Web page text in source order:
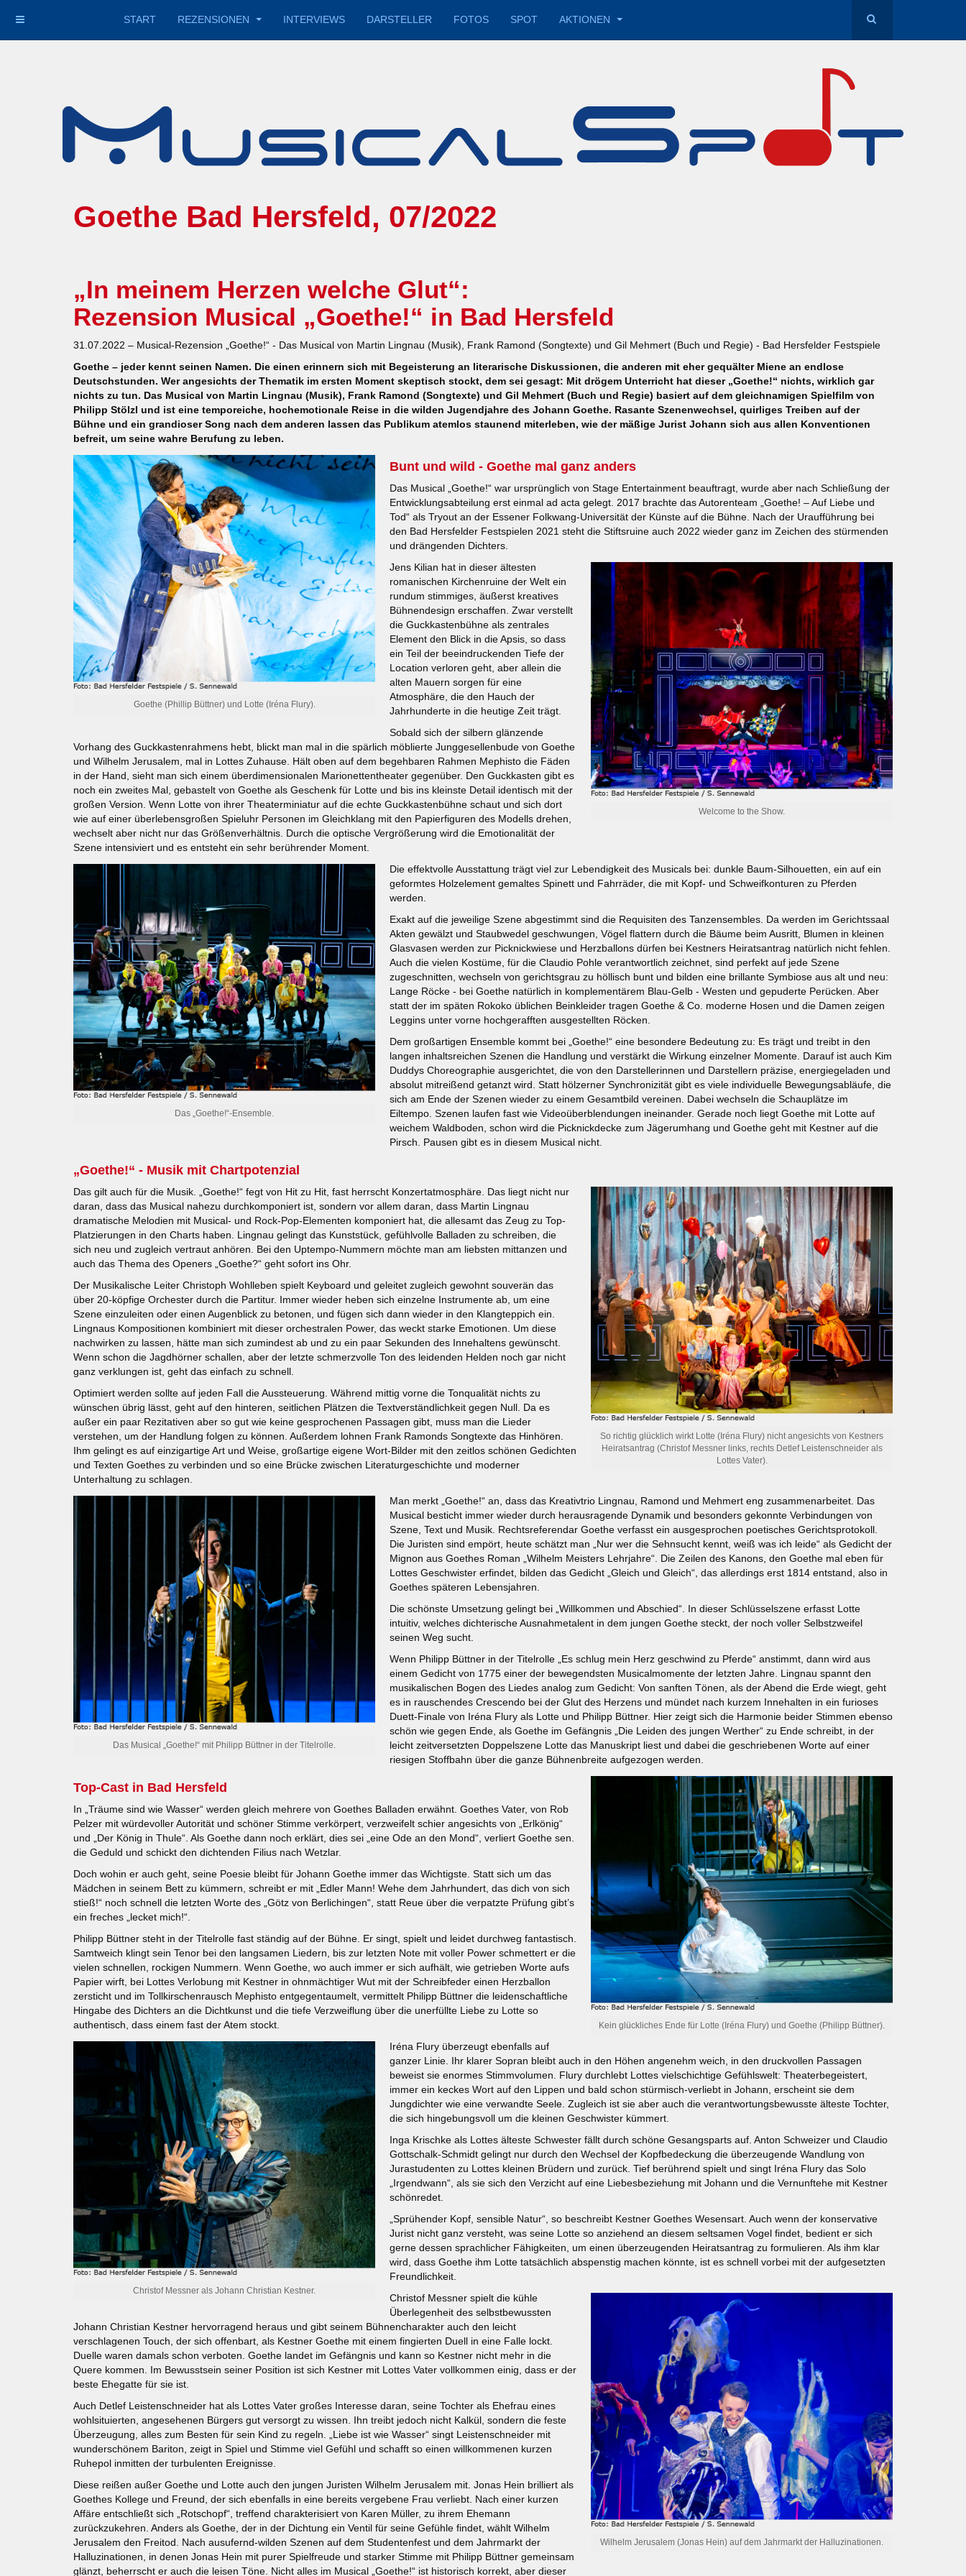
START REZENSIONEN INTERVIEWS DARSTELLER FOTOS SPOT AKTIONEN
Goethe Bad Hersfeld, 07/2022
„In meinem Herzen welche Glut“:
Rezension Musical „Goethe!“ in Bad Hersfeld
31.07.2022 – Musical-Rezension „Goethe!“ - Das Musical von Martin Lingnau (Musik), Frank Ramond (Songtexte) und Gil Mehmert (Buch und Regie) - Bad Hersfelder Festspiele
Goethe – jeder kennt seinen Namen. Die einen erinnern sich mit Begeisterung an literarische Diskussionen, die anderen mit eher gequälter Miene an endlose
Deutschstunden. Wer angesichts der Thematik im ersten Moment skeptisch stockt, dem sei gesagt: Mit drögem Unterricht hat dieser „Goethe!“ nichts, wirklich gar
nichts zu tun. Das Musical von Martin Lingnau (Musik), Frank Ramond (Songtexte) und Gil Mehmert (Buch und Regie) basiert auf dem gleichnamigen Spielfilm von
Philipp Stölzl und ist eine temporeiche, hochemotionale Reise in die wilden Jugendjahre des Johann Goethe. Rasante Szenenwechsel, quirliges Treiben auf der
Bühne und ein grandioser Song nach dem anderen lassen das Publikum atemlos staunend miterleben, wie der mäßige Jurist Johann sich aus allen Konventionen
befreit, um seine wahre Berufung zu leben.
Goethe (Phillip Büttner) und Lotte (Iréna Flury).
Bunt und wild - Goethe mal ganz anders
Das Musical „Goethe!“ war ursprünglich von Stage Entertainment beauftragt, wurde aber nach Schließung der
Entwicklungsabteilung erst einmal ad acta gelegt. 2017 brachte das Autorenteam „Goethe! – Auf Liebe und
Tod“ als Tryout an der Essener Folkwang-Universität der Künste auf die Bühne. Nach der Uraufführung bei
den Bad Hersfelder Festspielen 2021 steht die Stiftsruine auch 2022 wieder ganz im Zeichen des stürmenden
und drängenden Dichters.
Welcome to the Show.
Jens Kilian hat in dieser ältesten
romanischen Kirchenruine der Welt ein
rundum stimmiges, äußerst kreatives
Bühnendesign erschaffen. Zwar verstellt
die Guckkastenbühne als zentrales
Element den Blick in die Apsis, so dass
ein Teil der beeindruckenden Tiefe der
Location verloren geht, aber allein die
alten Mauern sorgen für eine
Atmosphäre, die den Hauch der
Jahrhunderte in die heutige Zeit trägt.
Sobald sich der silbern glänzende
Vorhang des Guckkastenrahmens hebt, blickt man mal in die spärlich möblierte Junggesellenbude von Goethe
und Wilhelm Jerusalem, mal in Lottes Zuhause. Hält oben auf dem begehbaren Rahmen Mephisto die Fäden
in der Hand, sieht man sich einem überdimensionalen Marionettentheater gegenüber. Den Guckkasten gibt es
noch ein zweites Mal, gebastelt von Goethe als Geschenk für Lotte und bis ins kleinste Detail identisch mit der
großen Version. Wenn Lotte von ihrer Theaterminiatur auf die echte Guckkastenbühne schaut und sich dort
wie auf einer überlebensgroßen Spieluhr Personen im Gleichklang mit den Papierfiguren des Modells drehen,
wechselt aber nicht nur das Größenverhältnis. Durch die optische Vergrößerung wird die Emotionalität der
Szene intensiviert und es entsteht ein sehr berührender Moment.
Das „Goethe!“-Ensemble.
Die effektvolle Ausstattung trägt viel zur Lebendigkeit des Musicals bei: dunkle Baum-Silhouetten, ein auf ein
geformtes Holzelement gemaltes Spinett und Fahrräder, die mit Kopf- und Schweifkonturen zu Pferden
werden.
Exakt auf die jeweilige Szene abgestimmt sind die Requisiten des Tanzensembles. Da werden im Gerichtssaal
Akten gewälzt und Staubwedel geschwungen, Vögel flattern durch die Bäume beim Ausritt, Blumen in kleinen
Glasvasen werden zur Picknickwiese und Herzballons dürfen bei Kestners Heiratsantrag natürlich nicht fehlen.
Auch die vielen Kostüme, für die Claudio Pohle verantwortlich zeichnet, sind perfekt auf jede Szene
zugeschnitten, wechseln von gerichtsgrau zu höllisch bunt und bilden eine brillante Symbiose aus alt und neu:
Lange Röcke - bei Goethe natürlich in komplementärem Blau-Gelb - Westen und gepuderte Perücken. Aber
statt der im späten Rokoko üblichen Beinkleider tragen Goethe & Co. moderne Hosen und die Damen zeigen
Leggins unter vorne hochgerafften ausgestellten Röcken.
Dem großartigen Ensemble kommt bei „Goethe!“ eine besondere Bedeutung zu: Es trägt und treibt in den
langen inhaltsreichen Szenen die Handlung und verstärkt die Wirkung einzelner Momente. Darauf ist auch Kim
Duddys Choreographie ausgerichtet, die von den Darstellerinnen und Darstellern präzise, energiegeladen und
absolut mitreißend getanzt wird. Statt hölzerner Synchronizität gibt es viele individuelle Bewegungsabläufe, die
sich am Ende der Szenen wieder zu einem Gesamtbild vereinen. Dabei wechseln die Schauplätze im
Eiltempo. Szenen laufen fast wie Videoüberblendungen ineinander. Gerade noch liegt Goethe mit Lotte auf
weichem Waldboden, schon wird die Picknickdecke zum Jägerumhang und Goethe geht mit Kestner auf die
Pirsch. Pausen gibt es in diesem Musical nicht.
„Goethe!“ - Musik mit Chartpotenzial
So richtig glücklich wirkt Lotte (Iréna Flury) nicht angesichts von Kestners
Heiratsantrag (Christof Messner links, rechts Detlef Leistenschneider als
Lottes Vater).
Das gilt auch für die Musik. „Goethe!“ fegt von Hit zu Hit, fast herrscht Konzertatmosphäre. Das liegt nicht nur
daran, dass das Musical nahezu durchkomponiert ist, sondern vor allem daran, dass Martin Lingnau
dramatische Melodien mit Musical- und Rock-Pop-Elementen komponiert hat, die allesamt das Zeug zu Top-
Platzierungen in den Charts haben. Lingnau gelingt das Kunststück, gefühlvolle Balladen zu schreiben, die
sich neu und zugleich vertraut anhören. Bei den Uptempo-Nummern möchte man am liebsten mittanzen und
auch das Thema des Openers „Goethe?“ geht sofort ins Ohr.
Der Musikalische Leiter Christoph Wohlleben spielt Keyboard und geleitet zugleich gewohnt souverän das
über 20-köpfige Orchester durch die Partitur. Immer wieder heben sich einzelne Instrumente ab, um eine
Szene einzuleiten oder einen Augenblick zu betonen, und fügen sich dann wieder in den Klangteppich ein.
Lingnaus Kompositionen kombiniert mit dieser orchestralen Power, das weckt starke Emotionen. Um diese
nachwirken zu lassen, hätte man sich zumindest ab und zu ein paar Sekunden des Innehaltens gewünscht.
Wenn schon die Jagdhörner schallen, aber der letzte schmerzvolle Ton des leidenden Helden noch gar nicht
ganz verklungen ist, geht das einfach zu schnell.
Optimiert werden sollte auf jeden Fall die Aussteuerung. Während mittig vorne die Tonqualität nichts zu
wünschen übrig lässt, geht auf den hinteren, seitlichen Plätzen die Textverständlichkeit gegen Null. Da es
außer ein paar Rezitativen aber so gut wie keine gesprochenen Passagen gibt, muss man die Lieder
verstehen, um der Handlung folgen zu können. Außerdem lohnen Frank Ramonds Songtexte das Hinhören.
Ihm gelingt es auf einzigartige Art und Weise, großartige eigene Wort-Bilder mit den zeitlos schönen Gedichten
und Texten Goethes zu verbinden und so eine Brücke zwischen Literaturgeschichte und moderner
Unterhaltung zu schlagen.
Das Musical „Goethe!“ mit Philipp Büttner in der Titelrolle.
Man merkt „Goethe!“ an, dass das Kreativtrio Lingnau, Ramond und Mehmert eng zusammenarbeitet. Das
Musical besticht immer wieder durch herausragende Dynamik und besonders gekonnte Verbindungen von
Szene, Text und Musik. Rechtsreferendar Goethe verfasst ein ausgesprochen poetisches Gerichtsprotokoll.
Die Juristen sind empört, heute schätzt man „Nur wer die Sehnsucht kennt, weiß was ich leide“ als Gedicht der
Mignon aus Goethes Roman „Wilhelm Meisters Lehrjahre“. Die Zeilen des Kanons, den Goethe mal eben für
Lottes Geschwister erfindet, bilden das Gedicht „Gleich und Gleich“, das allerdings erst 1814 entstand, also in
Goethes späteren Lebensjahren.
Die schönste Umsetzung gelingt bei „Willkommen und Abschied“. In dieser Schlüsselszene erfasst Lotte
intuitiv, welches dichterische Ausnahmetalent in dem jungen Goethe steckt, der noch voller Selbstzweifel
seinen Weg sucht.
Wenn Philipp Büttner in der Titelrolle „Es schlug mein Herz geschwind zu Pferde“ anstimmt, dann wird aus
einem Gedicht von 1775 einer der bewegendsten Musicalmomente der letzten Jahre. Lingnau spannt den
musikalischen Bogen des Liedes analog zum Gedicht: Von sanften Tönen, als der Abend die Erde wiegt, geht
es in rauschendes Crescendo bei der Glut des Herzens und mündet nach kurzem Innehalten in ein furioses
Duett-Finale von Iréna Flury als Lotte und Philipp Büttner. Hier zeigt sich die Harmonie beider Stimmen ebenso
schön wie gegen Ende, als Goethe im Gefängnis „Die Leiden des jungen Werther“ zu Ende schreibt, in der
leicht zeitversetzten Doppelszene Lotte das Manuskript liest und dabei die geschriebenen Worte auf einer
riesigen Stoffbahn über die ganze Bühnenbreite aufgezogen werden.
Kein glückliches Ende für Lotte (Iréna Flury) und Goethe (Philipp Büttner).
Top-Cast in Bad Hersfeld
In „Träume sind wie Wasser“ werden gleich mehrere von Goethes Balladen erwähnt. Goethes Vater, von Rob
Pelzer mit würdevoller Autorität und schöner Stimme verkörpert, verzweifelt schier angesichts von „Erlkönig“
und „Der König in Thule“. Als Goethe dann noch erklärt, dies sei „eine Ode an den Mond“, verliert Goethe sen.
die Geduld und schickt den dichtenden Filius nach Wetzlar.
Doch wohin er auch geht, seine Poesie bleibt für Johann Goethe immer das Wichtigste. Statt sich um das
Mädchen in seinem Bett zu kümmern, schreibt er mit „Edler Mann! Wehe dem Jahrhundert, das dich von sich
stieß!“ noch schnell die letzten Worte des „Götz von Berlichingen“, statt Reue über die verpatzte Prüfung gibt’s
ein freches „lecket mich!“.
Philipp Büttner steht in der Titelrolle fast ständig auf der Bühne. Er singt, spielt und leidet durchweg fantastisch.
Samtweich klingt sein Tenor bei den langsamen Liedern, bis zur letzten Note mit voller Power schmettert er die
vielen schnellen, rockigen Nummern. Wenn Goethe, wo auch immer er sich aufhält, wie getrieben Worte aufs
Papier wirft, bei Lottes Verlobung mit Kestner in ohnmächtiger Wut mit der Schreibfeder einen Herzballon
zersticht und im Tollkirschenrausch Mephisto entgegentaumelt, vermittelt Philipp Büttner die leidenschaftliche
Hingabe des Dichters an die Dichtkunst und die tiefe Verzweiflung über die unerfüllte Liebe zu Lotte so
authentisch, dass einem fast der Atem stockt.
Christof Messner als Johann Christian Kestner.
Iréna Flury überzeugt ebenfalls auf
ganzer Linie. Ihr klarer Sopran bleibt auch in den Höhen angenehm weich, in den druckvollen Passagen
beweist sie enormes Stimmvolumen. Flury durchlebt Lottes vielschichtige Gefühlswelt: Theaterbegeistert,
immer ein keckes Wort auf den Lippen und bald schon stürmisch-verliebt in Johann, erscheint sie dem
Jungdichter wie eine verwandte Seele. Zugleich ist sie aber auch die verantwortungsbewusste älteste Tochter,
die sich hingebungsvoll um die kleinen Geschwister kümmert.
Inga Krischke als Lottes älteste Schwester fällt durch schöne Gesangsparts auf. Anton Schweizer und Claudio
Gottschalk-Schmidt gelingt nur durch den Wechsel der Kopfbedeckung die überzeugende Wandlung von
Jurastudenten zu Lottes kleinen Brüdern und zurück. Tief berührend spielt und singt Iréna Flury das Solo
„Irgendwann“, als sie sich den Verzicht auf eine Liebesbeziehung mit Johann und die Vernunftehe mit Kestner
schönredet.
„Sprühender Kopf, sensible Natur“, so beschreibt Kestner Goethes Wesensart. Auch wenn der konservative
Jurist nicht ganz versteht, was seine Lotte so anziehend an diesem seltsamen Vogel findet, bedient er sich
gerne dessen sprachlicher Fähigkeiten, um einen überzeugenden Heiratsantrag zu formulieren. Als ihm klar
wird, dass Goethe ihm Lotte tatsächlich abspenstig machen könnte, ist es schnell vorbei mit der aufgesetzten
Freundlichkeit.
Wilhelm Jerusalem (Jonas Hein) auf dem Jahrmarkt der Halluzinationen.
Christof Messner spielt die kühle
Überlegenheit des selbstbewussten
Johann Christian Kestner hervorragend heraus und gibt seinem Bühnencharakter auch den leicht
verschlagenen Touch, der sich offenbart, als Kestner Goethe mit einem fingierten Duell in eine Falle lockt.
Duelle waren damals schon verboten. Goethe landet im Gefängnis und kann so Kestner nicht mehr in die
Quere kommen. Im Bewusstsein seiner Position ist sich Kestner mit Lottes Vater vollkommen einig, dass er der
beste Ehegatte für sie ist.
Auch Detlef Leistenschneider hat als Lottes Vater großes Interesse daran, seine Tochter als Ehefrau eines
wohlsituierten, angesehenen Bürgers gut versorgt zu wissen. Ihn treibt jedoch nicht Kalkül, sondern die feste
Überzeugung, alles zum Besten für sein Kind zu regeln. „Liebe ist wie Wasser“ singt Leistenschneider mit
wunderschönem Bariton, zeigt in Spiel und Stimme viel Gefühl und schafft so einen willkommenen kurzen
Ruhepol inmitten der turbulenten Ereignisse.
Diese reißen außer Goethe und Lotte auch den jungen Juristen Wilhelm Jerusalem mit. Jonas Hein brilliert als
Goethes Kollege und Freund, der sich ebenfalls in eine bereits vergebene Frau verliebt. Nach einer kurzen
Affäre entschließt sich „Rotschopf“, treffend charakterisiert von Karen Müller, zu ihrem Ehemann
zurückzukehren. Anders als Goethe, der in der Dichtung ein Ventil für seine Gefühle findet, wählt Wilhelm
Jerusalem den Freitod. Nach ausufernd-wilden Szenen auf dem Studentenfest und dem Jahrmarkt der
Halluzinationen, in denen Jonas Hein mit purer Spielfreude und starker Stimme mit Philipp Büttner gemeinsam
glänzt, beherrscht er auch die leisen Töne. Nicht alles im Musical „Goethe!“ ist historisch korrekt, aber dieser